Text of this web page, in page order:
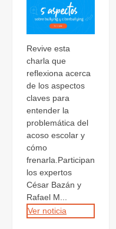
Revive esta
charla que
reflexiona acerca
de los aspectos
claves para
entender la
problemática del
acoso escolar y
cómo
frenarla.Participan
los expertos
César Bazán y
Rafael M...
Ver noticia